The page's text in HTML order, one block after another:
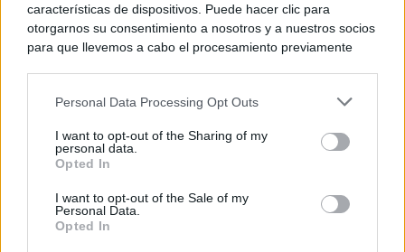
características de dispositivos. Puede hacer clic para
otorgarnos su consentimiento a nosotros y a nuestros socios
para que llevemos a cabo el procesamiento previamente
negar su consentimiento. Tenga en cuenta que algún
de su consentimiento, pero usted tiene el derecho de
rechazar tal procesamiento. Sus preferencias se aplicarán
cualquier momento entrando de nuevo en este sitio web o
visitando nuestra política de privacidad.
Personal Data Processing Opt Outs
I want to opt-out of the Sharing of my
personal data.
Opted In
I want to opt-out of the Sale of my
Personal Data.
Opted In